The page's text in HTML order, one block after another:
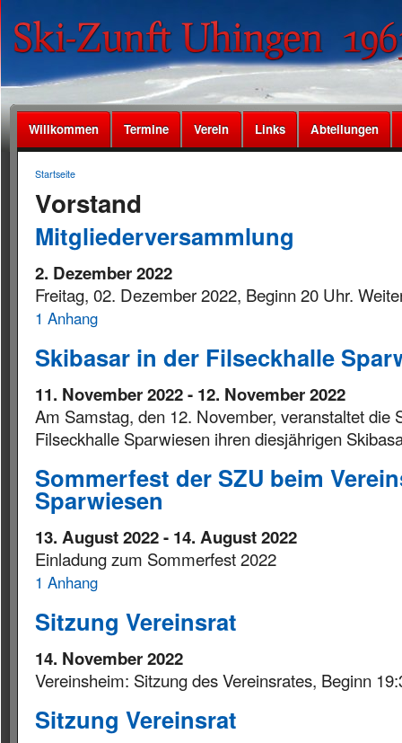
Willkommen Termine Verein Links Abteilungen
Startseite
Vorstand
Mitgliederversammlung
2. Dezember 2022
Freitag, 02. Dezember 2022, Beginn 20 Uhr.
1 Anhang
Skibasar in der Filseckhalle
11. November 2022- 12. November 2022
Am Samstag, den 12. November, veranstaltet die
Filseckhalle Sparwiesen ihren diesjährigen
Sommerfest der SZU beim
Sparwiesen
13. August 2022- 14. August 2022
Einladung zum Sommerfest 2022
1 Anhang
Sitzung Vereinsrat
14. November 2022
Vereinsheim: Sitzung des Vereinsrates, Beginn
Sitzung Vereinsrat